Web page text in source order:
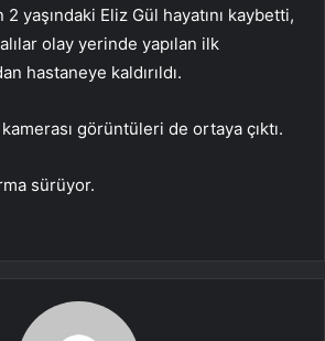
yaşındaki Eliz Gül hayatını kaybetti,
olay yerinde yapılan ilk
hastaneye kaldırıldı.
görüntüleri de ortaya çıktı.
sürüyor.